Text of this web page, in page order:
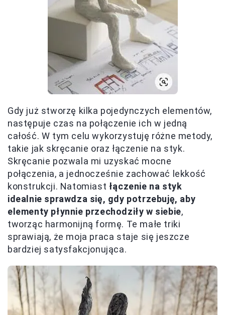
Gdy już stworzę kilka pojedynczych elementów,
następuje czas na połączenie ich w jedną
całość. W tym celu wykorzystuję różne metody,
takie jak skręcanie oraz łączenie na styk.
Skręcanie pozwala mi uzyskać mocne
połączenia, a jednocześnie zachować lekkość
konstrukcji. Natomiast łączenie na styk
idealnie sprawdza się, gdy potrzebuję, aby
elementy płynnie przechodziły w siebie,
tworząc harmonijną formę. Te małe triki
sprawiają, że moja praca staje się jeszcze
bardziej satysfakcjonująca.